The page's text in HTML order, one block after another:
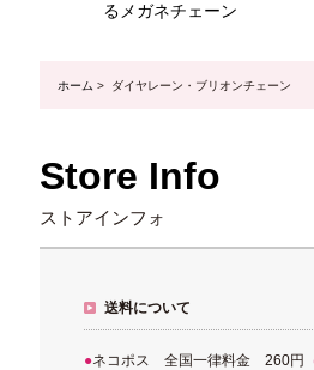
るメガネチェーン
ホーム > ダイヤレーン・ブリオンチェーン
Store Info
ストアインフォ
送料について
ネコポス 全国一律料金 260円